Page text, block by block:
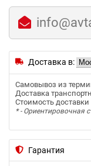
Доставка в:
Самовывоз из
Доставка
Стоимость доставки
* - Ориентировочная
Гарантия